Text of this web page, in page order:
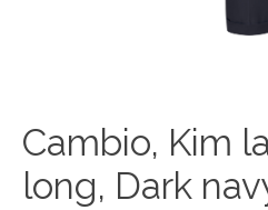
Cambio, Kim
long, Dark